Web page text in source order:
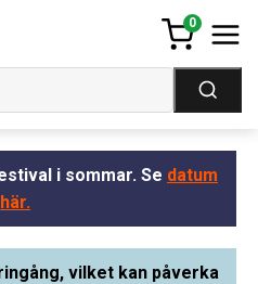
0
i sommar. Se datum
här.
vilket kan påverka